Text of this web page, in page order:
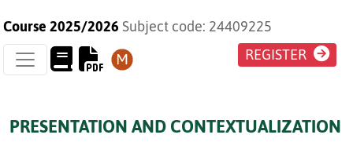
Course 2025/2026 Subject code: 24409225
REGISTER
PRESENTATION AND CONTEXTUALIZATION